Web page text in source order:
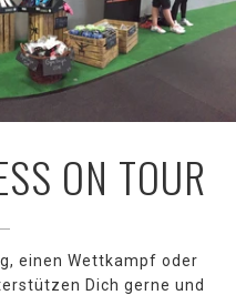
ON TOUR
einen Wettkampf oder
Dich gerne und